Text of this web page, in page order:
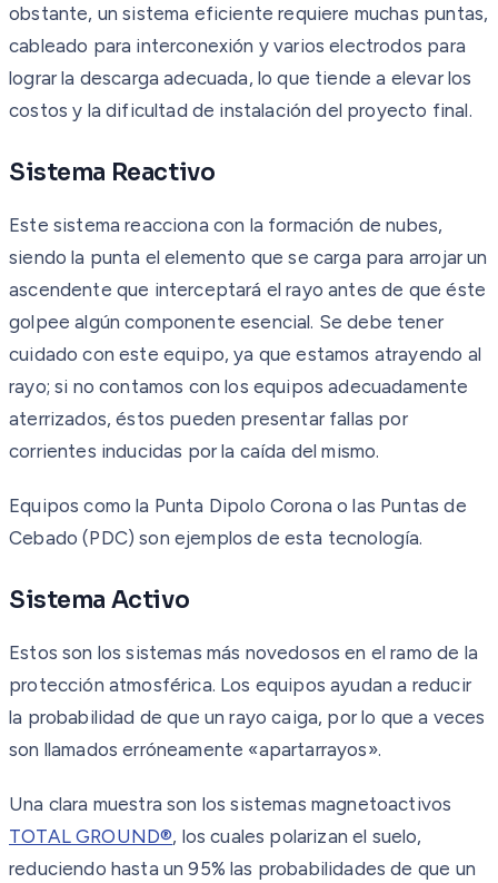
obstante, un sistema eficiente requiere muchas puntas,
cableado para interconexión y varios electrodos para
lograr la descarga adecuada, lo que tiende a elevar los
costos y la dificultad de instalación del proyecto final.
Sistema Reactivo
Este sistema reacciona con la formación de nubes,
siendo la punta el elemento que se carga para arrojar un
ascendente que interceptará el rayo antes de que éste
golpee algún componente esencial. Se debe tener
cuidado con este equipo, ya que estamos atrayendo al
rayo; si no contamos con los equipos adecuadamente
aterrizados, éstos pueden presentar fallas por
corrientes inducidas por la caída del mismo.
Equipos como la Punta Dipolo Corona o las Puntas de
Cebado (PDC) son ejemplos de esta tecnología.
Sistema Activo
Estos son los sistemas más novedosos en el ramo de la
protección atmosférica. Los equipos ayudan a reducir
la probabilidad de que un rayo caiga, por lo que a veces
son llamados erróneamente «apartarrayos».
Una clara muestra son los sistemas magnetoactivos
TOTAL GROUND®, los cuales polarizan el suelo,
reduciendo hasta un 95% las probabilidades de que un